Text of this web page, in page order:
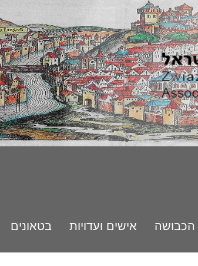
הכבושה אישים ועדויות בטאונים